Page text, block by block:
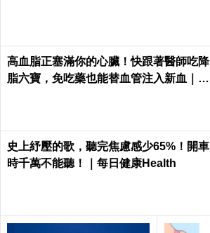
高血脂正塞滿你的心臟！快跟著醫師吃降
脂六寶，免吃藥也能替血管注入新血｜每
史上紓壓的歌，聽完焦慮感少65%！開車
時千萬不能聽！｜每日健康Health